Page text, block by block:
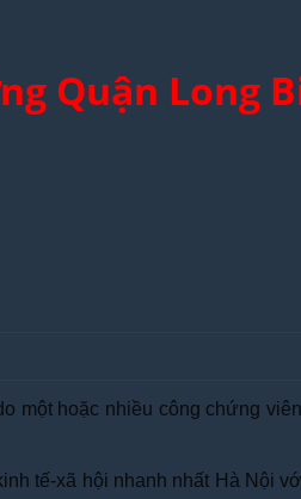
Quận Long
một hoặc nhiều công chứng
tế-xã hội nhanh nhất Hà Nội